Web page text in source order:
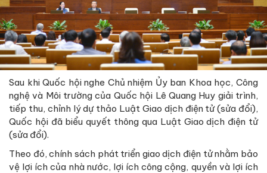
Sau khi Quốc hội nghe Chủ nhiệm Ủy ban Khoa học, Công
nghệ và Môi trường của Quốc hội Lê Quang Huy giải trình,
tiếp thu, chỉnh lý dự thảo Luật Giao dịch điện tử (sửa đổi),
Quốc hội đã biểu quyết thông qua Luật Giao dịch điện tử
(sửa đổi).
Theo đó, chính sách phát triển giao dịch điện tử nhằm bảo
vệ lợi ích của nhà nước, lợi ích công cộng, quyền và lợi ích